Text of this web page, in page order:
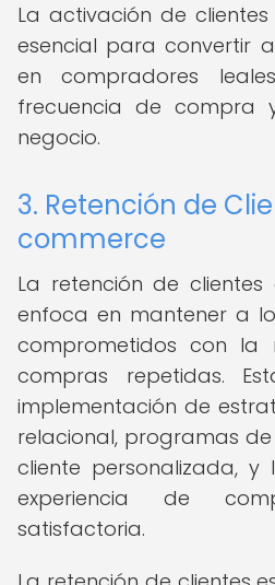
La activación de
esencial para convertir
en compradores
frecuencia de
negocio.
3. Retención de
commerce
La retención de
enfoca en mantener a
comprometidos con
compras repetidas.
implementación de
relacional, programas
cliente personalizada,
experiencia de
satisfactoria.